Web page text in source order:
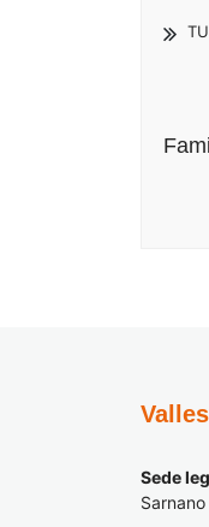
Sede